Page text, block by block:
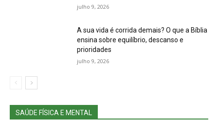
julho 9, 2026
A sua vida é corrida demais? O que a Bíblia
ensina sobre equilíbrio, descanso e
prioridades
julho 9, 2026
SAÚDE FÍSICA E MENTAL